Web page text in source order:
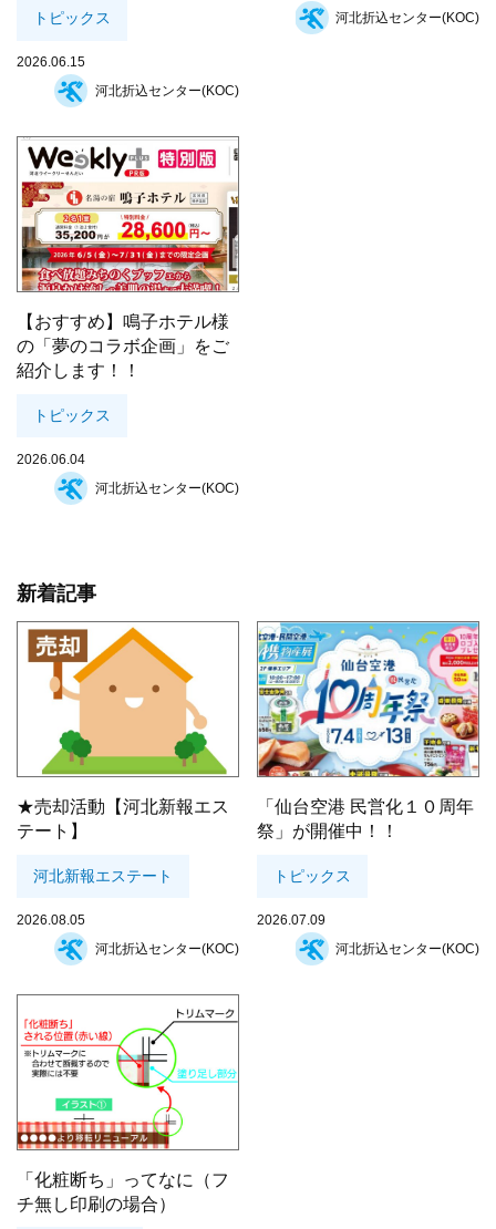
トピックス
2026.06.15
河北折込センター(KOC)
河北折込センター(KOC)
【おすすめ】鳴子ホテル様
の「夢のコラボ企画」をご
紹介します！！
トピックス
2026.06.04
河北折込センター(KOC)
新着記事
★売却活動【河北新報エス
テート】
河北新報エステート
2026.08.05
河北折込センター(KOC)
「仙台空港 民営化１０周年
祭」が開催中！！
トピックス
2026.07.09
河北折込センター(KOC)
「化粧断ち」ってなに（フ
チ無し印刷の場合）